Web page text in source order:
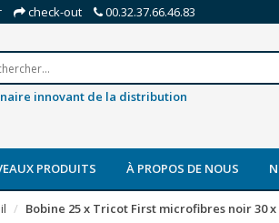
check-out 00.32.37.66.46.83
innovant de la distribution
PRODUITS À PROPOS DE NOUS
Bobine 25 x Tricot First microfibres noir 30 x